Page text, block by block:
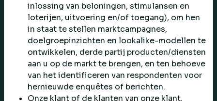
inlossing van beloningen, stimulansen en
loterijen, uitvoering en/of toegang), om hen
in staat te stellen marktcampagnes,
doelgroepinzichten en lookalike-modellen te
ontwikkelen, derde partij producten/diensten
aan u op de markt te brengen, en ten behoeve
van het identificeren van respondenten voor
hernieuwde enquêtes of berichten.
Onze klant of de klanten van onze klant,